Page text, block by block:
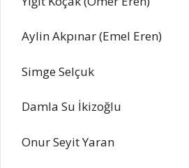
Aylin Akpınar (Emel Eren)
Simge Selçuk
Damla Su İkizoğlu
Onur Seyit Yaran